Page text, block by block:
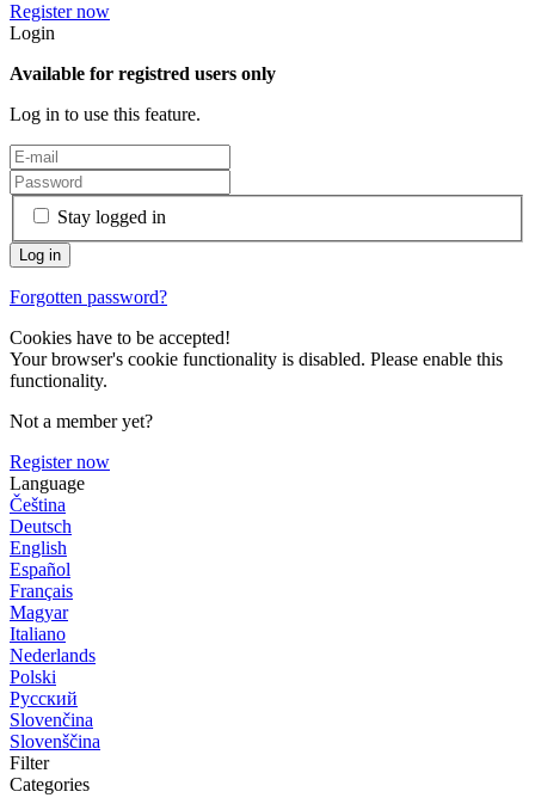
Register now
Login
Available for registred users only
Log in to use this feature.
Stay logged in
Forgotten password?
Cookies have to be accepted!
Your browser's cookie functionality is disabled. Please enable this
functionality.
Not a member yet?
Register now
Language
Čeština
Deutsch
English
Español
Français
Magyar
Italiano
Nederlands
Polski
Русский
Slovenčina
Slovenščina
Filter
Categories